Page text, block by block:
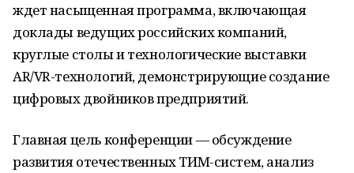
ждет насыщенная программа, включающая
доклады ведущих российских компаний,
круглые столы и технологические выставки
AR/VR-технологий, демонстрирующие создание
цифровых двойников предприятий.
Главная цель конференции — обсуждение
развития отечественных ТИМ-систем, анализ